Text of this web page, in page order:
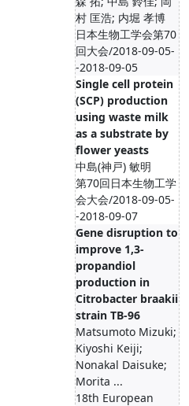
村 匡浩; 内堀 孝博
日本生物工学会第70
回大会/2018-09-05-
-2018-09-05
Single cell protein
(SCP) production
using waste milk
as a substrate by
flower yeasts
中島(神戸) 敏明
第70回日本生物工学
会大会/2018-09-05-
-2018-09-07
Gene disruption to
improve 1,3-
propandiol
production in
Citrobacter braakii
strain TB-96
Matsumoto Mizuki;
Kiyoshi Keiji;
Nonakal Daisuke;
Morita ...
18th European